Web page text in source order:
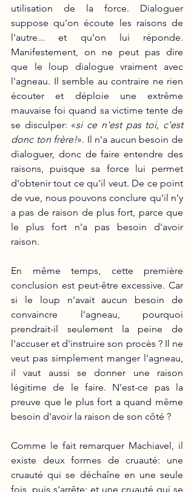
utilisation de la force. Dialoguer
suppose qu'on écoute les raisons de
l'autre... et qu'on lui réponde.
Manifestement, on ne peut pas dire
que le loup dialogue vraiment avec
l'agneau. Il semble au contraire ne rien
écouter et déploie une extrême
mauvaise foi quand sa victime tente de
se disculper: «si ce n'est pas toi, c'est
donc ton frère!». Il n'a aucun besoin de
dialoguer, donc de faire entendre des
raisons, puisque sa force lui permet
d'obtenir tout ce qu'il veut. De ce point
de vue, nous pouvons conclure qu'il n'y
a pas de raison de plus fort, parce que
le plus fort n'a pas besoin d'avoir
raison.
En même temps, cette première
conclusion est peut-être excessive. Car
si le loup n'avait aucun besoin de
convaincre l'agneau, pourquoi
prendrait-il seulement la peine de
l'accuser et d'instruire son procès ? Il ne
veut pas simplement manger l'agneau,
il vaut aussi se donner une raison
légitime de le faire. N'est-ce pas la
preuve que le plus fort a quand même
besoin d'avoir la raison de son côté ?
Comme le fait remarquer Machiavel, il
existe deux formes de cruauté: une
cruauté qui se déchaîne en une seule
fois, puis s'arrête; et une cruauté qui se